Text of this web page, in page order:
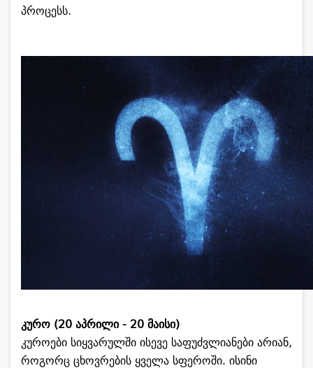
პროცესს.
კურო (20 აპრილი - 20 მაისი)
კუროები სიყვარულში ისევე საფუძვლიანები არიან,
როგორც ცხოვრების ყველა სფეროში. ისინი